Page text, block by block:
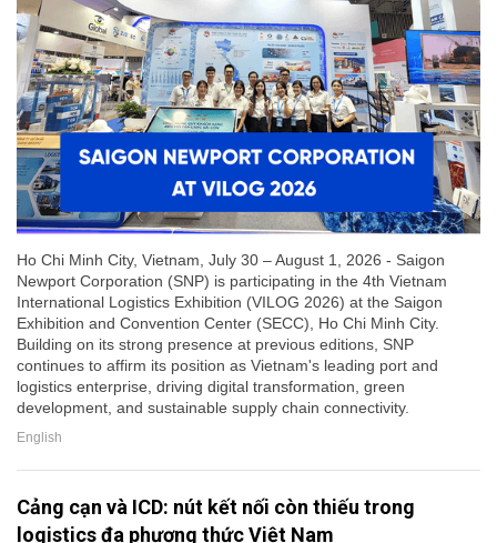
Ho Chi Minh City, Vietnam, July 30 – August 1, 2026 - Saigon
Newport Corporation (SNP) is participating in the 4th Vietnam
International Logistics Exhibition (VILOG 2026) at the Saigon
Exhibition and Convention Center (SECC), Ho Chi Minh City.
Building on its strong presence at previous editions, SNP
continues to affirm its position as Vietnam's leading port and
logistics enterprise, driving digital transformation, green
development, and sustainable supply chain connectivity.
English
Cảng cạn và ICD: nút kết nối còn thiếu trong
logistics đa phương thức Việt Nam